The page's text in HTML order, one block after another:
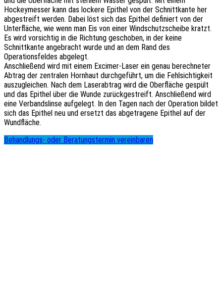
Hockeymesser kann das lockere Epithel von der Schnittkante her
abgestreift werden. Dabei löst sich das Epithel definiert von der
Unterfläche, wie wenn man Eis von einer Windschutzscheibe kratzt.
Es wird vorsichtig in die Richtung geschoben, in der keine
Schnittkante angebracht wurde und an dem Rand des
Operationsfeldes abgelegt.
Anschließend wird mit einem Excimer-Laser ein genau berechneter
Abtrag der zentralen Hornhaut durchgeführt, um die Fehlsichtigkeit
auszugleichen. Nach dem Laserabtrag wird die Oberfläche gespült
und das Epithel über die Wunde zurückgestreift. Anschließend wird
eine Verbandslinse aufgelegt. In den Tagen nach der Operation bildet
sich das Epithel neu und ersetzt das abgetragene Epithel auf der
Wundfläche.
Behandlungs- oder Beratungstermin vereinbaren